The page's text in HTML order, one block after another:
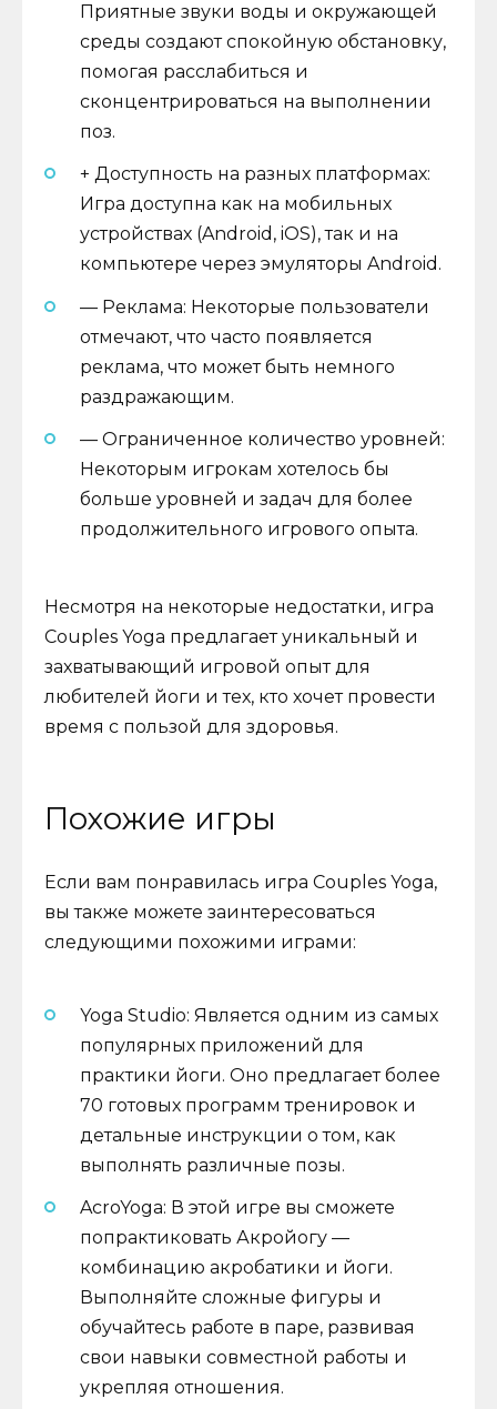
Приятные звуки воды и окружающей
среды создают спокойную обстановку,
помогая расслабиться и
сконцентрироваться на выполнении
поз.
+ Доступность на разных платформах:
Игра доступна как на мобильных
устройствах (Android, iOS), так и на
компьютере через эмуляторы Android.
— Реклама: Некоторые пользователи
отмечают, что часто появляется
реклама, что может быть немного
раздражающим.
— Ограниченное количество уровней:
Некоторым игрокам хотелось бы
больше уровней и задач для более
продолжительного игрового опыта.
Несмотря на некоторые недостатки, игра
Couples Yoga предлагает уникальный и
захватывающий игровой опыт для
любителей йоги и тех, кто хочет провести
время с пользой для здоровья.
Похожие игры
Если вам понравилась игра Couples Yoga,
вы также можете заинтересоваться
следующими похожими играми:
Yoga Studio: Является одним из самых
популярных приложений для
практики йоги. Оно предлагает более
70 готовых программ тренировок и
детальные инструкции о том, как
выполнять различные позы.
AcroYoga: В этой игре вы сможете
попрактиковать Акройогу —
комбинацию акробатики и йоги.
Выполняйте сложные фигуры и
обучайтесь работе в паре, развивая
свои навыки совместной работы и
укрепляя отношения.